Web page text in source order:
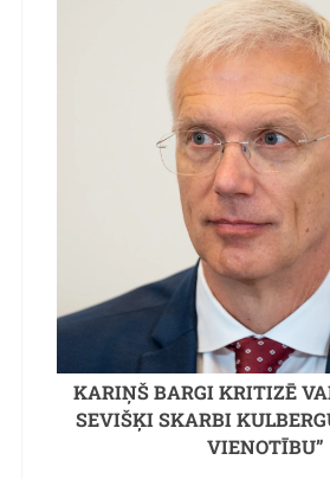
KARIŅŠ BARGI KRITIZĒ
SEVIŠĶI SKARBI
VIENOTĪBU”